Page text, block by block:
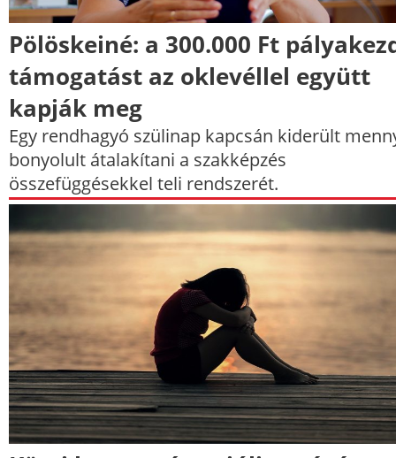
Pölöskeiné: a 300.000 Ft
támogatást az oklevéllel együtt
kapják meg
Egy rendhagyó szülinap kapcsán kiderült
bonyolult átalakítani a szakképzés
összefüggésekkel teli rendszerét.